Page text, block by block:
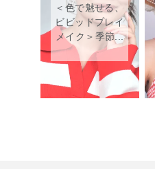
＜色で魅せる、
ビビッドプレイ
メイク＞季節...